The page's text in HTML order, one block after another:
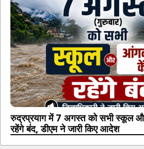
रुद्रप्रयाग में 7 अगस्त को सभी स्कूल
रहेंगे बंद, डीएम ने जारी किए आदेश